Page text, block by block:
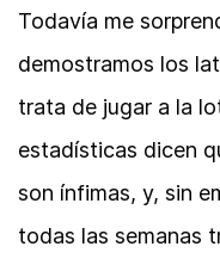
Todavía me
demostramos los
trata de jugar a la
estadísticas dicen
son ínfimas, y, sin
todas las semanas